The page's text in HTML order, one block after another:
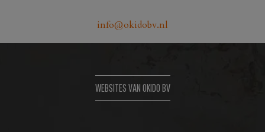
info@okidobv.nl
WEBSITES VAN OKIDO BV